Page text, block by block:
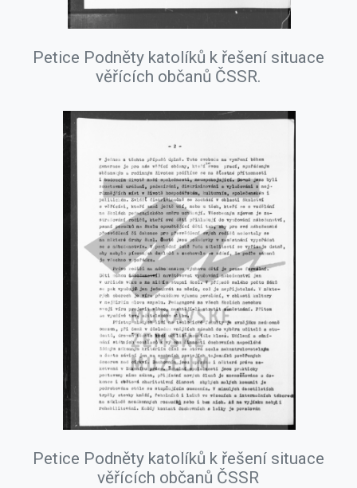
Petice Podněty katolíků k řešení situace
věřících občanů ČSSR.
Petice Podněty katolíků k řešení situace
věřících občanů ČSSR